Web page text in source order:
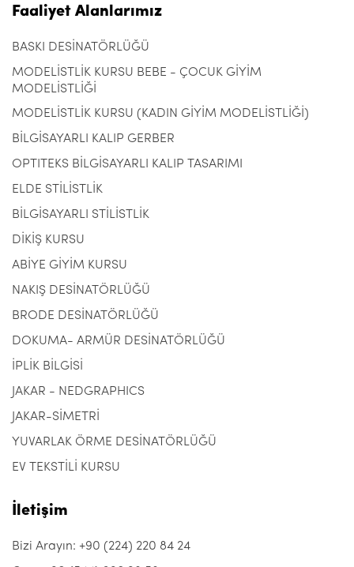
Faaliyet Alanlarımız
BASKI DESİNATÖRLÜĞÜ
MODELİSTLİK KURSU BEBE - ÇOCUK GİYİM
MODELİSTLİĞİ
MODELİSTLİK KURSU (KADIN GİYİM MODELİSTLİĞİ)
BİLGİSAYARLI KALIP GERBER
OPTITEKS BİLGİSAYARLI KALIP TASARIMI
ELDE STİLİSTLİK
BİLGİSAYARLI STİLİSTLİK
DİKİŞ KURSU
ABİYE GİYİM KURSU
NAKIŞ DESİNATÖRLÜĞÜ
BRODE DESİNATÖRLÜĞÜ
DOKUMA- ARMÜR DESİNATÖRLÜĞÜ
İPLİK BİLGİSİ
JAKAR - NEDGRAPHICS
JAKAR-SİMETRİ
YUVARLAK ÖRME DESİNATÖRLÜĞÜ
EV TEKSTİLİ KURSU
İletişim
Bizi Arayın: +90 (224) 220 84 24